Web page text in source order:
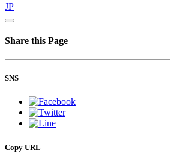
JP
Share this Page
SNS
Copy URL